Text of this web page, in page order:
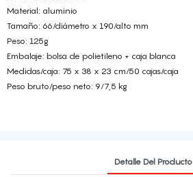
Material: aluminio
Tamaño: 66/diámetro x 190/alto mm
Peso: 125g
Embalaje: bolsa de polietileno + caja blanca
Medidas/caja: 75 x 38 x 23 cm/50 cajas/caja
Peso bruto/peso neto: 9/7,5 kg
Detalle Del Producto